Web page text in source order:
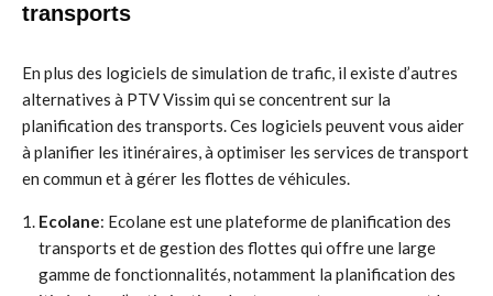
transports
En plus des logiciels de simulation de trafic, il existe d’autres
alternatives à PTV Vissim qui se concentrent sur la
planification des transports. Ces logiciels peuvent vous aider
à planifier les itinéraires, à optimiser les services de transport
en commun et à gérer les flottes de véhicules.
Ecolane: Ecolane est une plateforme de planification des
transports et de gestion des flottes qui offre une large
gamme de fonctionnalités, notamment la planification des